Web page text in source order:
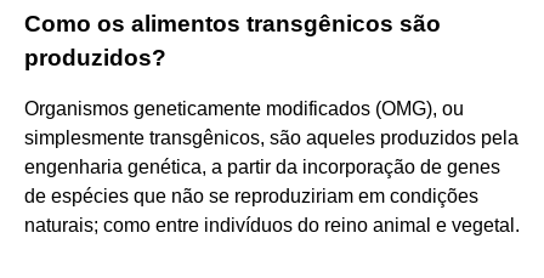
Como os alimentos transgênicos são
produzidos?
Organismos geneticamente modificados (OMG), ou
simplesmente transgênicos, são aqueles produzidos pela
engenharia genética, a partir da incorporação de genes
de espécies que não se reproduziriam em condições
naturais; como entre indivíduos do reino animal e vegetal.